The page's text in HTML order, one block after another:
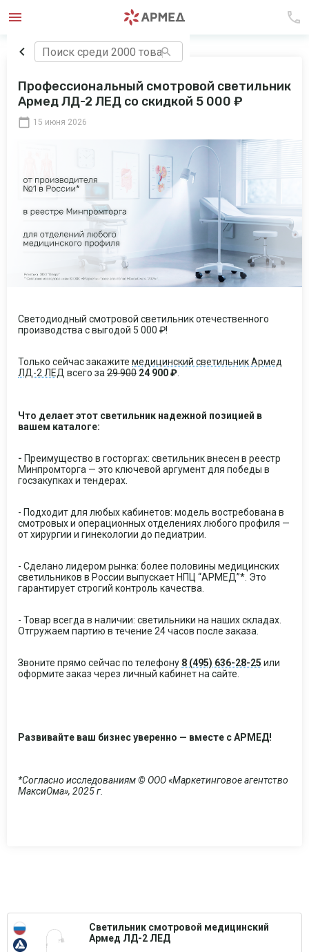
Профессиональный смотровой светильник
Армед ЛД-2 ЛЕД со скидкой 5 000 ₽
15 июня 2026
Светодиодный смотровой светильник отечественного
производства с выгодой 5 000 ₽!
Только сейчас закажите медицинский светильник Армед
ЛД-2 ЛЕД всего за 29 900 24 900 ₽
Что делает этот светильник надежной позицией в
вашем каталоге:
- Преимущество в госторгах: светильник внесен в реестр
Минпромторга — это ключевой аргумент для победы в
госзакупках и тендерах.
- Подходит для любых кабинетов: модель востребована в
смотровых и операционных отделениях любого профиля —
от хирургии и гинекологии до педиатрии.
- Сделано лидером рынка: более половины медицинских
светильников в России выпускает НПЦ “АРМЕД”*. Это
гарантирует строгий контроль качества.
- Товар всегда в наличии: светильники на наших складах.
Отгружаем партию в течение 24 часов после заказа.
Звоните прямо сейчас по телефону 8 (495) 636-28-25 или
оформите заказ через личный кабинет на сайте.
Развивайте ваш бизнес уверенно — вместе с АРМЕД!
*Согласно исследованиям © ООО «Маркетинговое агентство
МаксиОма», 2025 г.
Светильник смотровой медицинский
Армед ЛД-2 ЛЕД